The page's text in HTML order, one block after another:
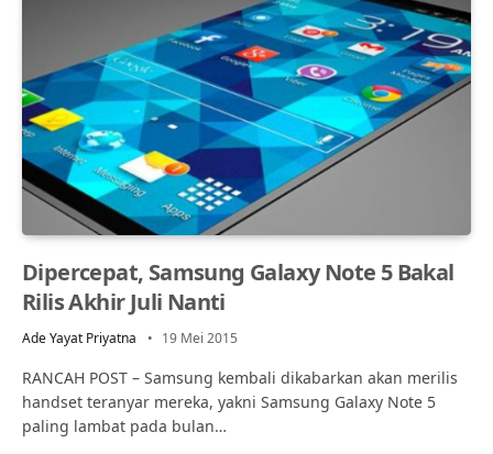
Dipercepat, Samsung Galaxy Note 5 Bakal
Rilis Akhir Juli Nanti
Ade Yayat Priyatna 19 Mei 2015
RANCAH POST – Samsung kembali dikabarkan akan merilis
handset teranyar mereka, yakni Samsung Galaxy Note 5
paling lambat pada bulan…